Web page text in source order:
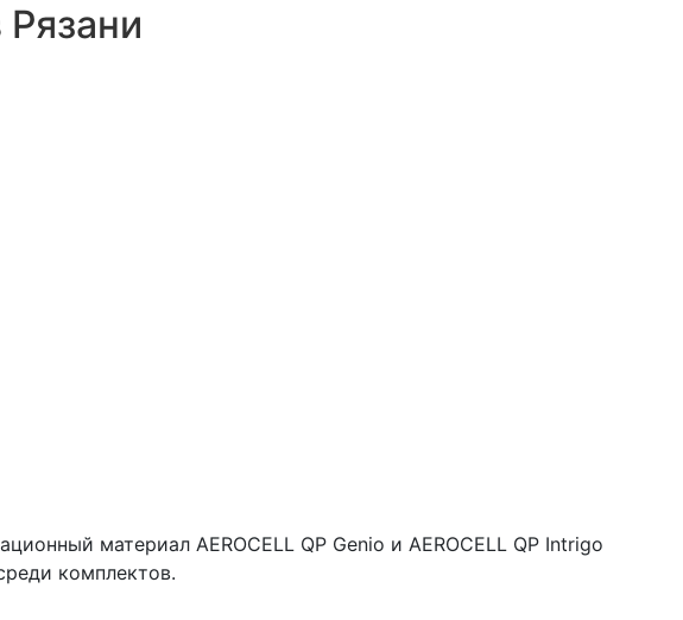
материал AEROCELL QP Genio и AEROCELL QP Intrigo
комплектов.